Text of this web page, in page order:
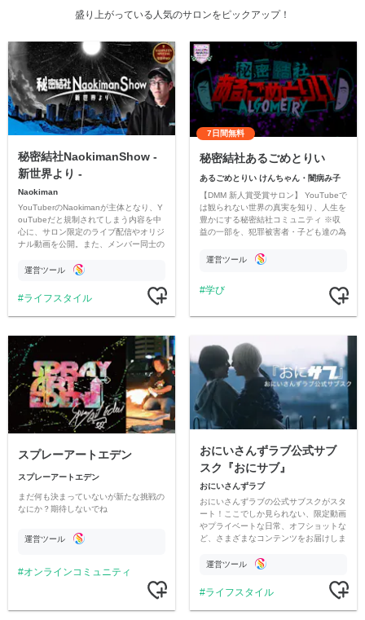
盛り上がっている人気のサロンをピックアップ！
秘密結社NaokimanShow -
新世界より -
Naokiman
YouTuberのNaokimanが主体となり、Y
ouTubeだと規制されてしまう内容を中
心に、サロン限定のライブ配信やオリジ
ナル動画を公開。また、メンバー同士の
ただいています。
運営ツール
ライフスタイル
7日間無料
秘密結社あるごめとりい
あるごめとりい けんちゃん・闇病み子
【DMM 新人賞受賞サロン】 YouTubeで
は観られない世界の真実を知り、人生を
豊かにする秘密結社コミュニティ ※収
益の一部を、犯罪被害者・子ども達の為
す運営ツール
学び
スプレーアートエデン
スプレーアートエデン
まだ何も決まっていないが新たな挑戦の
なにか？期待しないでね
運営ツール
オンラインコミュニティ
おにいさんずラブ公式サブ
スク『おにサブ』
おにいさんずラブ
おにいさんずラブの公式サブスクがスタ
ート！ここでしか見られない、限定動画
やプライベートな日常、オフショットな
ど、さまざまなコンテンツをお届けしま
運営ツール
ライフスタイル